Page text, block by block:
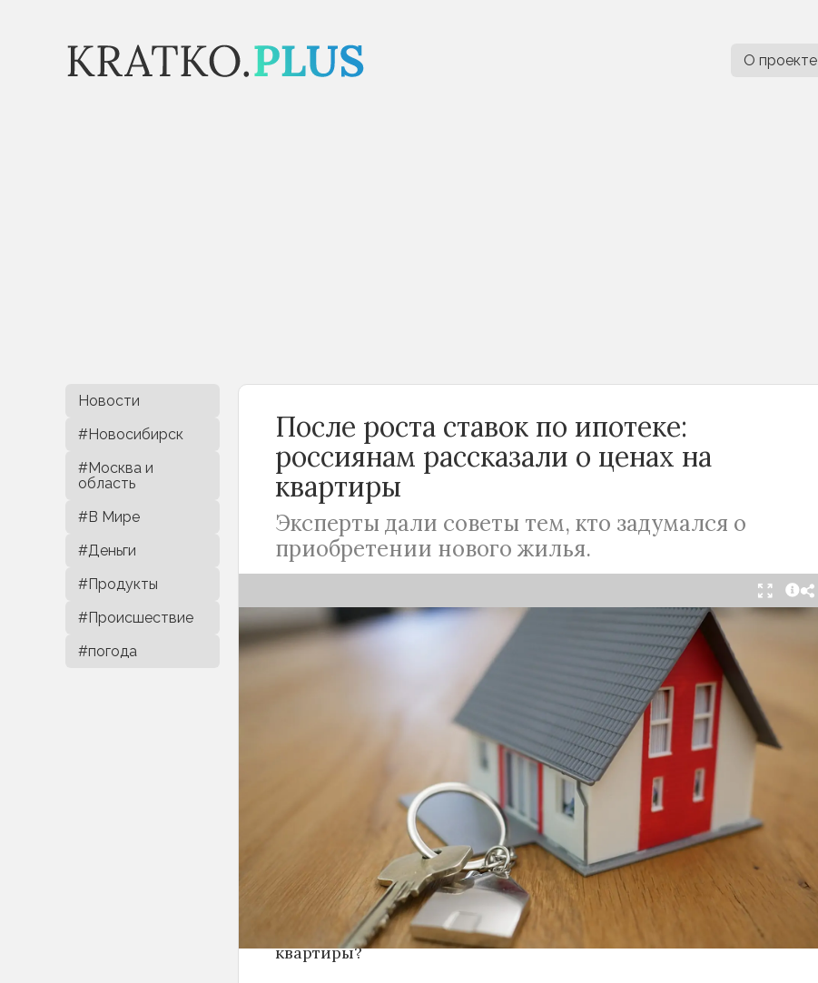
О проекте
Новости
#Новосибирск
#Москва и
область
#В Мире
#Деньги
#Продукты
#Происшествие
#погода
После роста ставок по ипотеке:
россиянам рассказали о ценах на
квартиры
Эксперты дали советы тем, кто задумался о
приобретении нового жилья.
Читать в Telegram
Большинство сделок на рынке недвижимости в нашей стране
обычно приходится на осень. Однако в этом сезоне эксперты
предрекают отсутствие покупательского бума.
Виной тому - резкий рост ставок по ипотеке из-за поднятия ЦБ
ключевой ставки сразу до 12 процентов. Такое решение Банка
напрямую отразилось на кредитовании жилья. В итоге
сегодня рыночная ипотека выдается под 13-14 процентов, тогда
как еще в июне речь шла об 10,5-11 процентах. Не удивительно,
что те, кто собирались после летних отпусков заняться
улучшением своих жилищных условий, всерьез задумались,
стоит ли сейчас приобретать жилье и что будет с ценами на
квартиры?